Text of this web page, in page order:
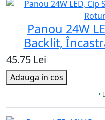
Panou 24W
Backlit,
45.75 Lei
Adauga in cos
•